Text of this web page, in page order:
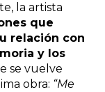
la artista
que
relación con
y los
se vuelve
obra: “Me